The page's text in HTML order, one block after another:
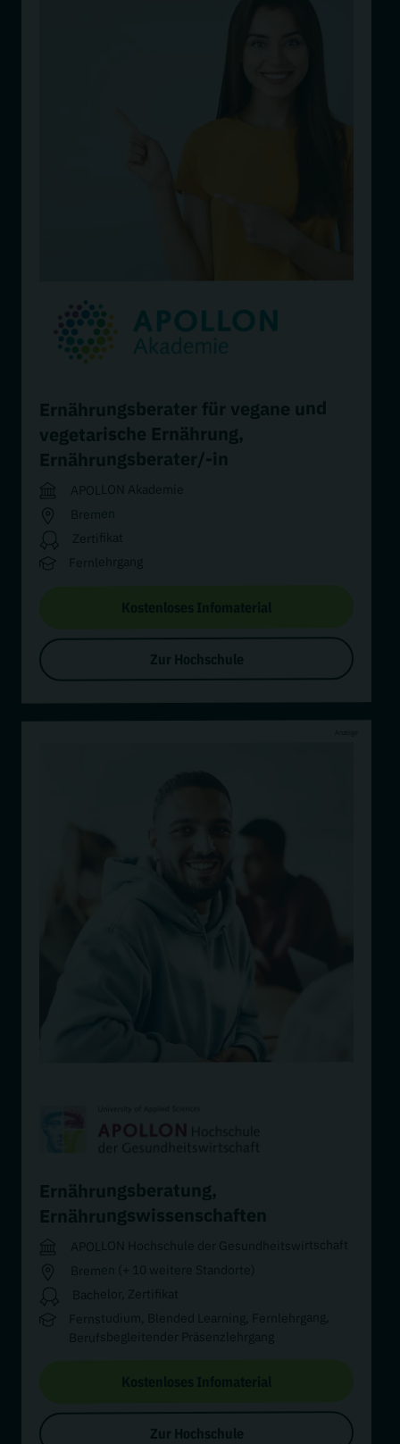
Ernährungsberater für vegane und
vegetarische Ernährung,
Ernährungsberater/-in
APOLLON Akademie
Bremen
Zertifikat
Fernlehrgang
Zur Hochschule
Ernährungsberatung,
Ernährungswissenschaften
APOLLON Hochschule der Gesundheitswirtschaft
Bremen (+ 10 weitere Standorte)
Bachelor, Zertifikat
Fernstudium, Blended Learning, Fernlehrgang,
Berufsbegleitender Präsenzlehrgang
Zur Hochschule